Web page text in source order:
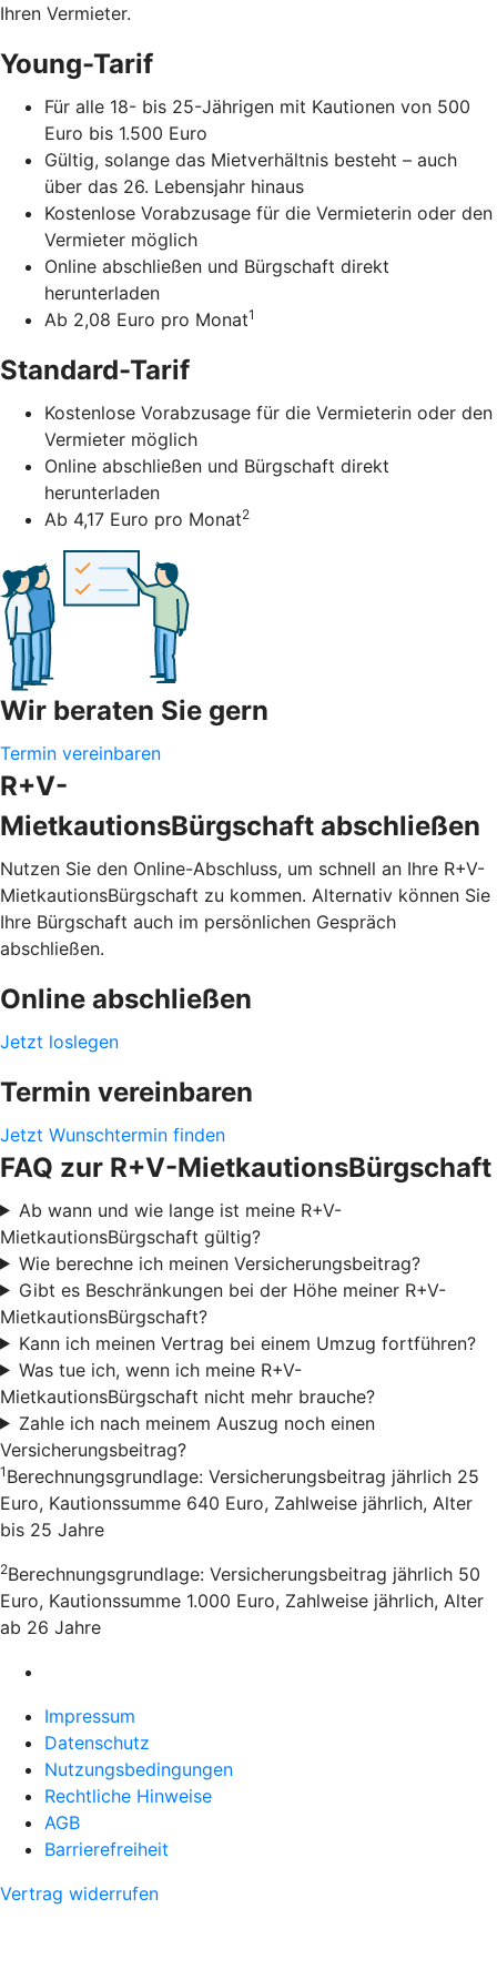
Ihren Vermieter.
Young-Tarif
Für alle 18- bis 25-Jährigen mit Kautionen von 500
Euro bis 1.500 Euro
Gültig, solange das Mietverhältnis besteht – auch
über das 26. Lebensjahr hinaus
Kostenlose Vorabzusage für die Vermieterin oder den
Vermieter möglich
Online abschließen und Bürgschaft direkt
herunterladen
Ab 2,08 Euro pro Monat1
Standard-Tarif
Kostenlose Vorabzusage für die Vermieterin oder den
Vermieter möglich
Online abschließen und Bürgschaft direkt
herunterladen
Ab 4,17 Euro pro Monat2
Wir beraten Sie gern
Termin vereinbaren
R+V-
MietkautionsBürgschaft abschließen
Nutzen Sie den Online-Abschluss, um schnell an Ihre R+V-
MietkautionsBürgschaft zu kommen. Alternativ können Sie
Ihre Bürgschaft auch im persönlichen Gespräch
abschließen.
Online abschließen
Jetzt loslegen
Termin vereinbaren
Jetzt Wunschtermin finden
FAQ zur R+V-MietkautionsBürgschaft
Ab wann und wie lange ist meine R+V-
MietkautionsBürgschaft gültig?
Wie berechne ich meinen Versicherungsbeitrag?
Gibt es Beschränkungen bei der Höhe meiner R+V-
MietkautionsBürgschaft?
Kann ich meinen Vertrag bei einem Umzug fortführen?
Was tue ich, wenn ich meine R+V-
MietkautionsBürgschaft nicht mehr brauche?
Zahle ich nach meinem Auszug noch einen
Versicherungsbeitrag?
1 Berechnungsgrundlage: Versicherungsbeitrag jährlich 25
Euro, Kautionssumme 640 Euro, Zahlweise jährlich, Alter
bis 25 Jahre
2Berechnungsgrundlage: Versicherungsbeitrag jährlich 50
Euro, Kautionssumme 1.000 Euro, Zahlweise jährlich, Alter
ab 26 Jahre
Impressum
Datenschutz
Nutzungsbedingungen
Rechtliche Hinweise
AGB
Barrierefreiheit
Vertrag widerrufen